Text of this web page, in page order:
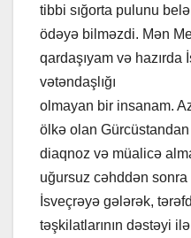
tibbi sığorta pulunu
ödəyə bilməzdi. Mən
qardaşıyam və hazırda
vətəndaşlığı
olmayan bir insanam.
ölkə olan
diaqnoz və müalicə
uğursuz cəhddən
İsveçrəyə gələrək,
təşkilatlarının dəstəyi